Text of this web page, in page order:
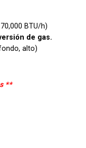
BTU/h)
de gas.
alto)
**